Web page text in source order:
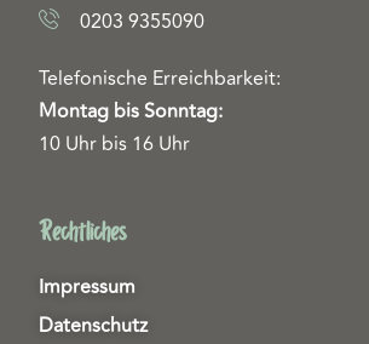
0203 9355090
Telefonische Erreichbarkeit:
Montag bis Sonntag:
10 Uhr bis 16 Uhr
Rechtliches
Impressum
Datenschutz